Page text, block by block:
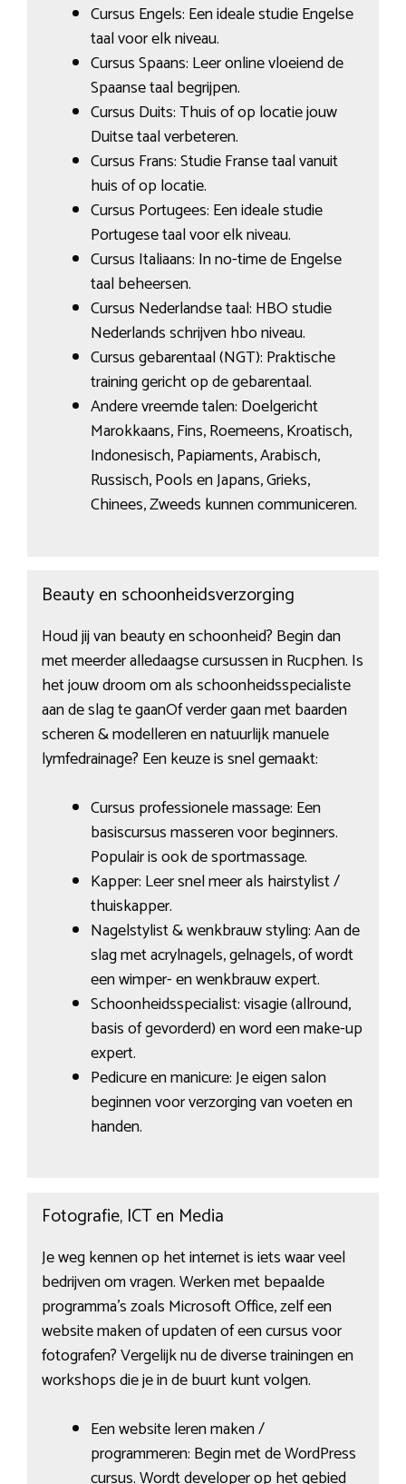
Cursus Engels: Een ideale studie Engelse
taal voor elk niveau.
Cursus Spaans: Leer online vloeiend de
Spaanse taal begrijpen.
Cursus Duits: Thuis of op locatie jouw
Duitse taal verbeteren.
Cursus Frans: Studie Franse taal vanuit
huis of op locatie.
Cursus Portugees: Een ideale studie
Portugese taal voor elk niveau.
Cursus Italiaans: In no-time de Engelse
taal beheersen.
Cursus Nederlandse taal: HBO studie
Nederlands schrijven hbo niveau.
Cursus gebarentaal (NGT): Praktische
training gericht op de gebarentaal.
Andere vreemde talen: Doelgericht
Marokkaans, Fins, Roemeens, Kroatisch,
Indonesisch, Papiaments, Arabisch,
Russisch, Pools en Japans, Grieks,
Chinees, Zweeds kunnen communiceren.
Beauty en schoonheidsverzorging
Houd jij van beauty en schoonheid? Begin dan
met meerder alledaagse cursussen in Rucphen. Is
het jouw droom om als schoonheidsspecialiste
aan de slag te gaanOf verder gaan met baarden
scheren & modelleren en natuurlijk manuele
lymfedrainage? Een keuze is snel gemaakt:
Cursus professionele massage: Een
basiscursus masseren voor beginners.
Populair is ook de sportmassage.
Kapper: Leer snel meer als hairstylist /
thuiskapper.
Nagelstylist & wenkbrauw styling: Aan de
slag met acrylnagels, gelnagels, of wordt
een wimper- en wenkbrauw expert.
Schoonheidsspecialist: visagie (allround,
basis of gevorderd) en word een make-up
expert.
Pedicure en manicure: Je eigen salon
beginnen voor verzorging van voeten en
handen.
Fotografie, ICT en Media
Je weg kennen op het internet is iets waar veel
bedrijven om vragen. Werken met bepaalde
programma’s zoals Microsoft Office, zelf een
website maken of updaten of een cursus voor
fotografen? Vergelijk nu de diverse trainingen en
workshops die je in de buurt kunt volgen.
Een website leren maken /
programmeren: Begin met de WordPress